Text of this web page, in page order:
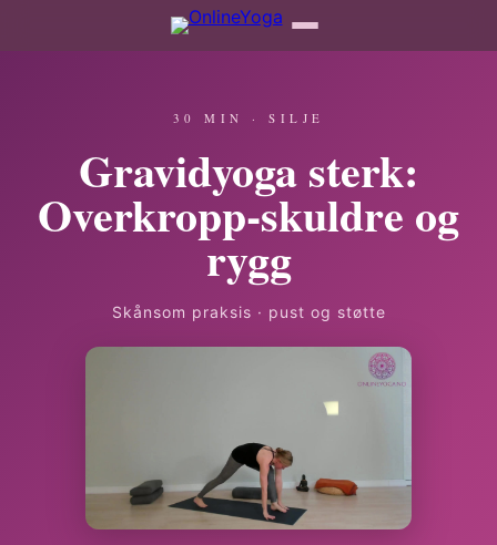
30 MIN · SILJE
Gravidyoga sterk:
Overkropp-skuldre og
rygg
Skånsom praksis · pust og støtte